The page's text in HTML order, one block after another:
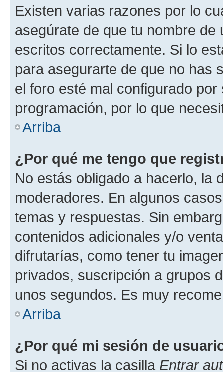
Existen varias razones por lo
asegúrate de que tu nombre
escritos correctamente. Si lo
para asegurarte de que no has
el foro esté mal configurado
programación, por lo que
Arriba
¿Por qué me tengo que
No estás obligado a hacerlo, la
moderadores. En algunos
temas y respuestas. Sin
contenidos adicionales y/o
difrutarías, como tener tu
privados, suscripción a grupos
unos segundos. Es muy
Arriba
¿Por qué mi sesión de
Si no activas la casilla Entrar